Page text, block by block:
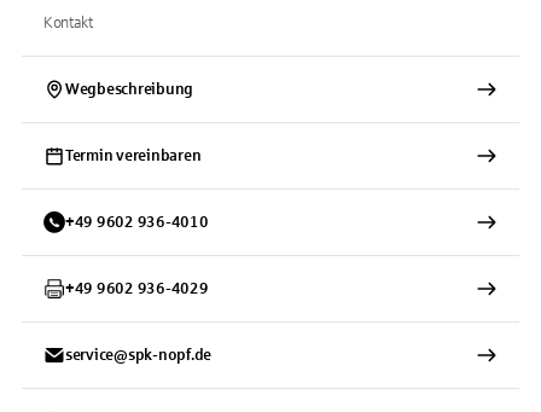
Kontakt
Wegbeschreibung
Termin vereinbaren
+49 9602 936-4010
+49 9602 936-4029
service@spk-nopf.de